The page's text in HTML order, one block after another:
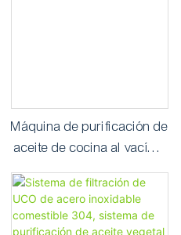
Máquina de purificación de
aceite de cocina al vacío y
filtración UCO